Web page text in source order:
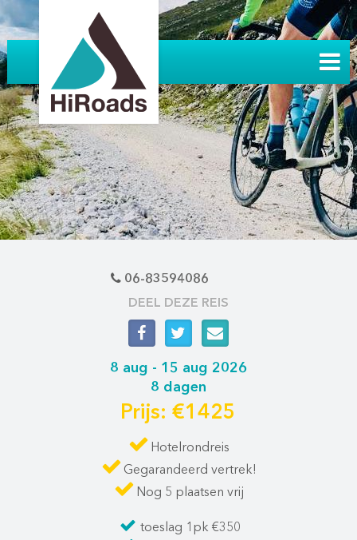
06-83594086
DEEL DEZE REIS
8 aug - 15 aug 2026
8 dagen
Prijs: €1425
Hotelrondreis
Gegarandeerd vertrek!
Nog 5 plaatsen vrij
toeslag 1pk €350